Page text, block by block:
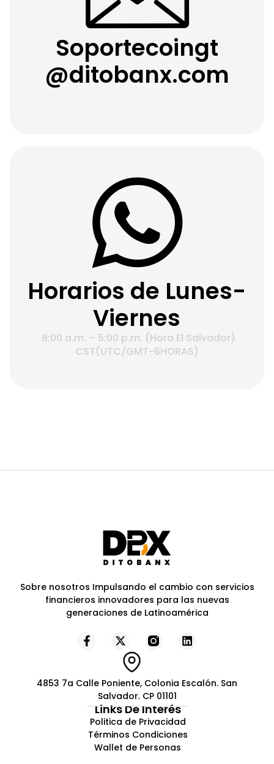
Soportecoingt
@ditobanx.com
Horarios de Lunes-
Viernes
8:00 a.m. – 5:00 p.m. (Hora El Salvador)
CST(UTC/GMT-6HORAS)
Sobre nosotros Impulsando el cambio con servicios
financieros innovadores para las nuevas
generaciones de Latinoamérica
4853 7a Calle Poniente, Colonia Escalón. San
Salvador. CP 01101
Links De Interés
Politica de Privacidad
Términos Condiciones
Wallet de Personas